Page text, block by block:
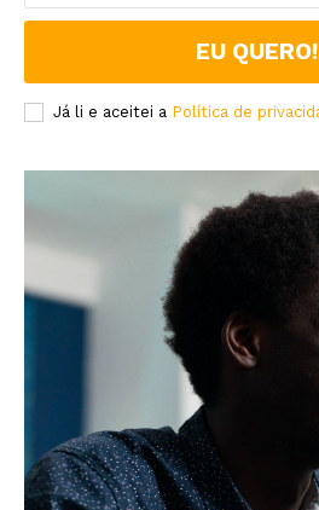
EU QUERO!
Já li e aceitei a Política de